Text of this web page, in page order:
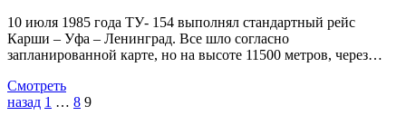
10 июля 1985 года ТУ- 154 выполнял стандартный рейс
Карши – Уфа – Ленинград. Все шло согласно
запланированной карте, но на высоте 11500 метров, через…
Смотреть
назад 1 … 8 9